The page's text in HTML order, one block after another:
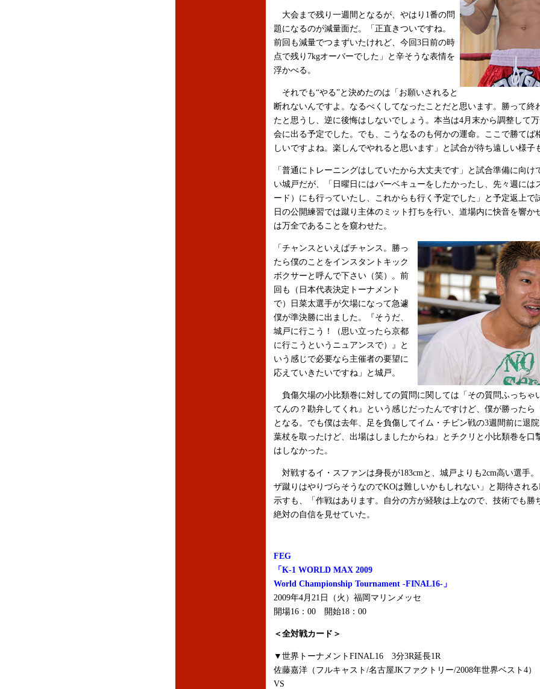
大会まで残り一週間となるが、やはり1番の問
題になるのが減量面だ。「正直きついですね。
前回も減量でつまずいたけれど、今回3日前の時
点で残り7kgオーバーでした」と辛そうな表情を
浮かべる。
それでも“やる”と決めたのは「お願いされると
断れないんですよ。なるべくしてなったことだと思います。勝って終
たと思うし、逆に後悔はしないでしょう。本当は4月末から調整して
会に出る予定でした。でも、こうなるのも何かの運命。ここで勝てば
しいですよね。楽しんでやれると思います」と試合が待ち遠しい様子
「普通にトレーニングはしていたから大丈夫です」と試合準備に向け
い城戸だが、「日曜日にはバーベキューをしたかったし、先々週には
ード）にも行っていたし、これからも行く予定でした」と予定返上で
日の公開練習では蹴り主体のミット打ちを行い、道場内に快音を響か
は万全であることを窺わせた。
「チャンスといえばチャンス。勝っ
たら僕のことをインスタントキック
ボクサーと呼んで下さい（笑）。前
回も（日本代表決定トーナメント
で）日菜太選手が欠場になって急遽
僕が準決勝に出ました。『そうだ、
城戸に行こう！（思い立ったら京都
に行こうというニュアンスで）』と
いう感じで必要なら主催者の要望に
応えていきたいですね」と城戸。
負傷欠場の小比類巻に対しての質問に関しては「その質問ふっち
てんの？勘弁してくれ』という感じだったんですけど、僕が勝ったら
となる。でも僕は去年、足を負傷してイム・チビン戦の3週間前に退
葉杖を取ったけど、出場はしましたからね」とチクリと小比類巻を口
はしなかった。
対戦するイ・スファンは身長が183cmと、城戸よりも2cm高い選手
ザ蹴りはやりづらそうなのでKOは難しいかもしれない」と期待され
示すも、「作戦はあります。自分の方が経験は上なので、技術でも勝
絶対の自信を見せていた。
FEG
「K-1 WORLD MAX 2009
World Championship Tournament -FINAL16-」
2009年4月21日（火）福岡マリンメッセ
開場16：00 開始18：00
＜全対戦カード＞
▼世界トーナメントFINAL16 3分3R延長1R
佐藤嘉洋（フルキャスト/名古屋JKファクトリー/2008年世界ベスト4）
VS